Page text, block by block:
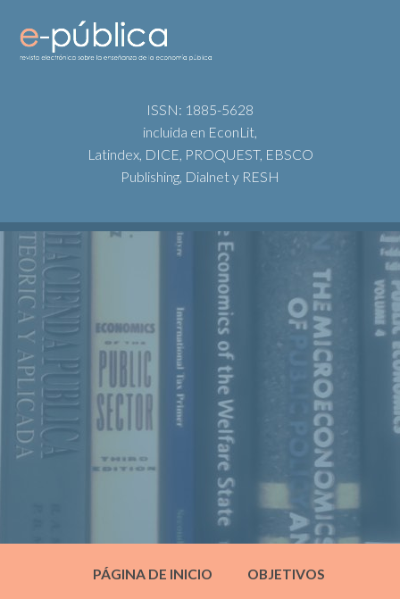
ISSN: 1885-5628
incluida en EconLit,
Latindex, DICE, PROQUEST, EBSCO
Publishing, Dialnet y RESH
PÁGINA DE INICIO OBJETIVOS